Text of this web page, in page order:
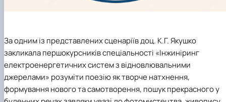
За одним із представлених сценаріїв доц. К.Г. Якушко
закликала першокурсників спеціальності «Інжиніринг
електроенергетичних систем з відновлювальними
джерелами» розуміти поезію як творче натхнення,
формування нового та самотворення, пошук прекрасного у